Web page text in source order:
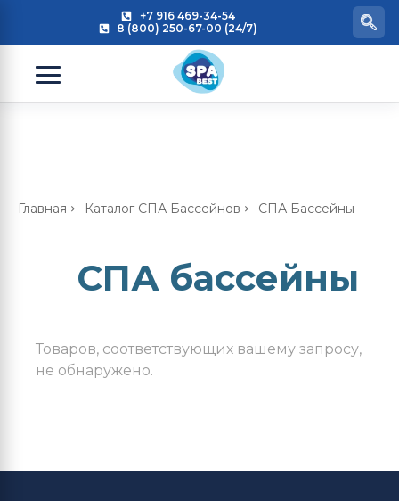
+7 916 469-34-54
8 (800) 250-67-00 (24/7)
Главная Каталог СПА Бассейнов СПА Бассейны
СПА бассейны
Товаров, соответствующих вашему запросу,
не обнаружено.